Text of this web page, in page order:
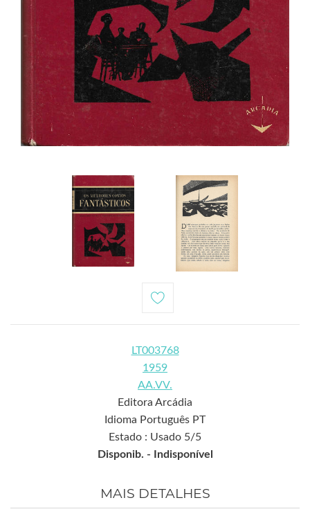
LT003768
1959
AA.VV.
Editora Arcádia
Idioma Português PT
Estado : Usado 5/5
Disponib. -
Indisponível
MAIS DETALHES